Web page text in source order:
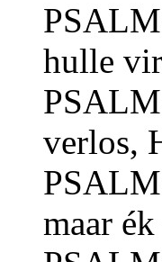
hulle
verlos,
maar